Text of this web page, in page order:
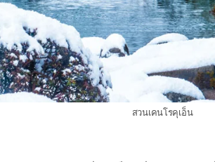
สวนเคนโรคุเอ็น